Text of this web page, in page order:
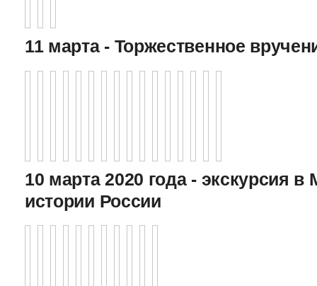
11 марта - Торжественное
10 марта 2020 года - экскурсия в
истории России